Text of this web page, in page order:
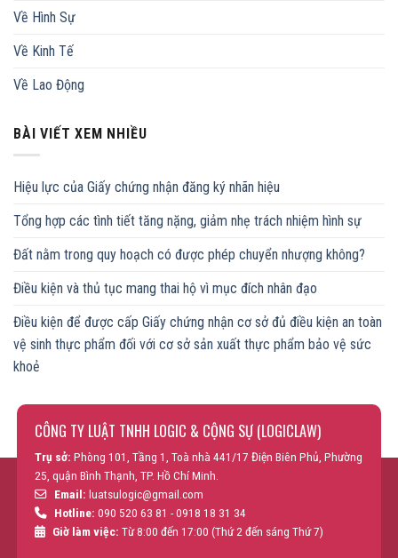
Về Hình Sự
Về Kinh Tế
Về Lao Động
BÀI VIẾT XEM NHIỀU
Hiệu lực của Giấy chứng nhận đăng ký nhãn hiệu
Tổng hợp các tình tiết tăng nặng, giảm nhẹ trách nhiệm hình sự
Đất nằm trong quy hoạch có được phép chuyển nhượng không?
Điều kiện và thủ tục mang thai hộ vì mục đích nhân đạo
Điều kiện để được cấp Giấy chứng nhận cơ sở đủ điều kiện an toàn
vệ sinh thực phẩm đối với cơ sở sản xuất thực phẩm bảo vệ sức
khoẻ
CÔNG TY LUẬT TNHH LOGIC & CỘNG SỰ (LOGICLAW)
Trụ sở: Phòng 101, Tầng 1, Toà nhà 441/17 Điện Biên Phủ, Phường
25, quận Bình Thạnh, TP. Hồ Chí Minh.
Email: luatsulogic@gmail.com
Hotline: 090 520 63 81 - 0918 18 31 34
Giờ làm việc: Từ 8:00 đến 17:00 (Thứ 2 đến sáng Thứ 7)